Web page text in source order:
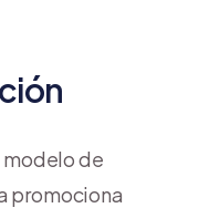
modelo de
promociona